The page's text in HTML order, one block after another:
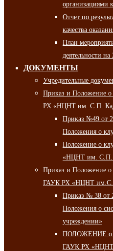
организациями
Отчет по
качества
План
деятельности на
ДОКУМЕНТЫ
Учредительные
Приказ и Положение
РХ «НЦНТ им. С.П.
Приказ №49 от
Положения о
Положение о
«НЦНТ им. С.П.
Приказ и Положение о
ГАУК РХ «НЦНТ
Приказ № 38 от
Положения о
учреждении»
ПОЛОЖЕНИЕ о
ГАУК РХ